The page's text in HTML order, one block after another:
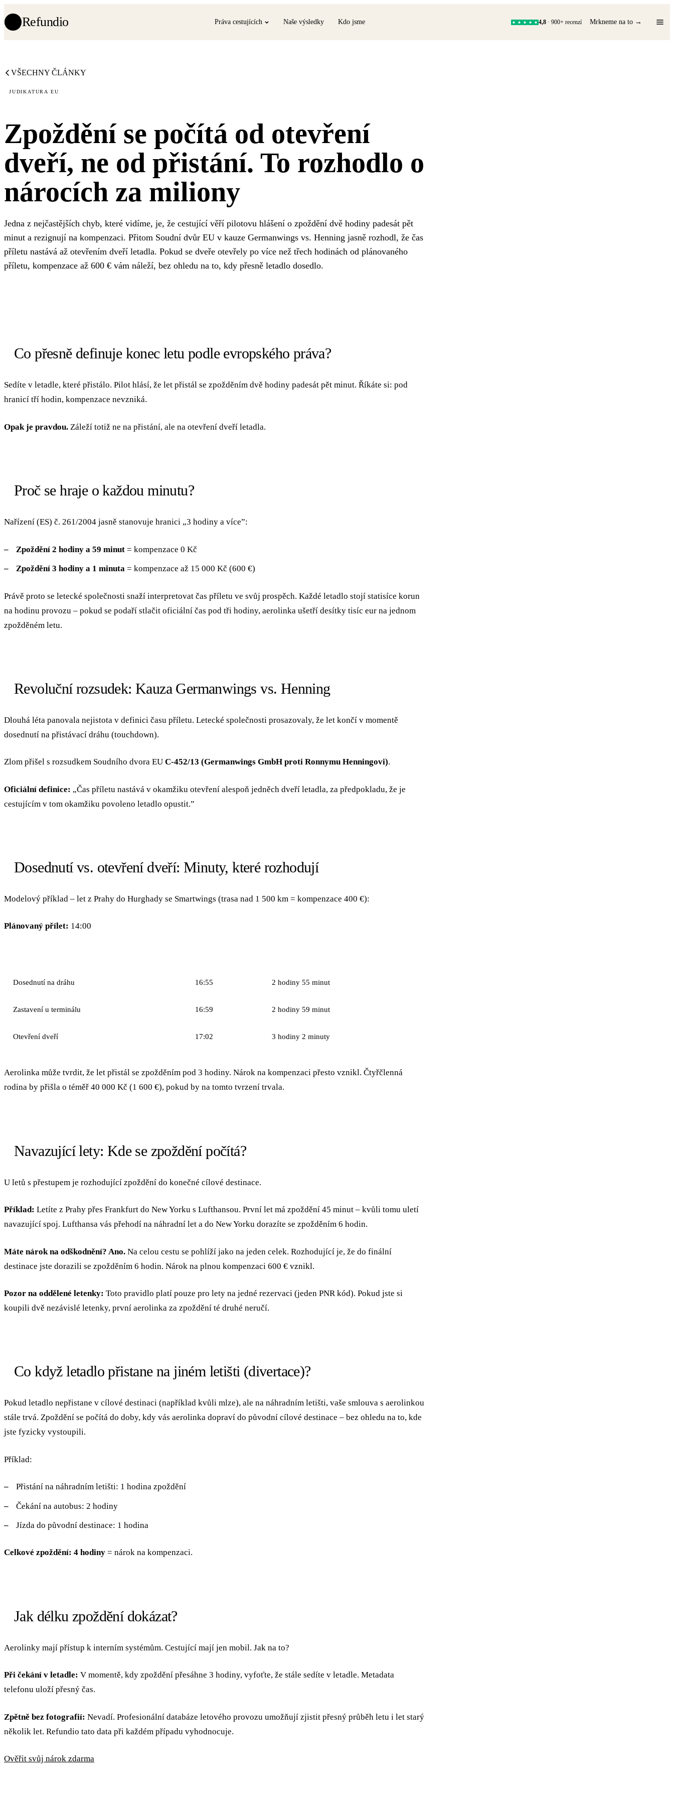
Refundio Práva cestujících Naše výsledky Kdo jsme 4,8 · 900+ recenzí Mrkneme na to →
VŠECHNY ČLÁNKY
JUDIKATURA EU
Zpoždění se počítá od otevření
dveří, ne od přistání. To rozhodlo o
nárocích za miliony
Jedna z nejčastějších chyb, které vidíme, je, že cestující věří pilotovu hlášení o zpoždění dvě hodiny padesát pět
minut a rezignují na kompenzaci. Přitom Soudní dvůr EU v kauze Germanwings vs. Henning jasně rozhodl, že čas
příletu nastává až otevřením dveří letadla. Pokud se dveře otevřely po více než třech hodinách od plánovaného
příletu, kompenzace až 600 € vám náleží, bez ohledu na to, kdy přesně letadlo dosedlo.
Co přesně definuje konec letu podle evropského práva?
Sedíte v letadle, které přistálo. Pilot hlásí, že let přistál se zpožděním dvě hodiny padesát pět minut. Říkáte si: pod
hranicí tří hodin, kompenzace nevzniká.
Opak je pravdou. Záleží totiž ne na přistání, ale na otevření dveří letadla.
Proč se hraje o každou minutu?
Nařízení (ES) č. 261/2004 jasně stanovuje hranici „3 hodiny a více”:
Zpoždění 2 hodiny a 59 minut= kompenzace 0 Kč
Zpoždění 3 hodiny a 1 minuta= kompenzace až 15 000 Kč (600 €)
Právě proto se letecké společnosti snaží interpretovat čas příletu ve svůj prospěch. Každé letadlo stojí statisíce korun
na hodinu provozu – pokud se podaří stlačit oficiální čas pod tři hodiny, aerolinka ušetří desítky tisíc eur na jednom
zpožděném letu.
Revoluční rozsudek: Kauza Germanwings vs. Henning
Dlouhá léta panovala nejistota v definici času příletu. Letecké společnosti prosazovaly, že let končí v momentě
dosednutí na přistávací dráhu (touchdown).
Zlom přišel s rozsudkem Soudního dvora EU C-452/13 (Germanwings GmbH proti Ronnymu Henningovi).
Oficiální definice: „Čas příletu nastává v okamžiku otevření alespoň jedněch dveří letadla, za předpokladu, že je
cestujícím v tom okamžiku povoleno letadlo opustit.”
Dosednutí vs. otevření dveří: Minuty, které rozhodují
Modelový příklad – let z Prahy do Hurghady se Smartwings (trasa nad 1 500 km = kompenzace 400 €):
Plánovaný přílet: 14:00
Dosednutí na dráhu 16:55 2 hodiny 55 minut
Zastavení u terminálu 16:59 2 hodiny 59 minut
Otevření dveří 17:02 3 hodiny 2 minuty
Aerolinka může tvrdit, že let přistál se zpožděním pod 3 hodiny. Nárok na kompenzaci přesto vznikl. Čtyřčlenná
rodina by přišla o téměř 40 000 Kč (1 600 €), pokud by na tomto tvrzení trvala.
Navazující lety: Kde se zpoždění počítá?
U letů s přestupem je rozhodující zpoždění do konečné cílové destinace.
Příklad: Letíte z Prahy přes Frankfurt do New Yorku s Lufthansou. První let má zpoždění 45 minut – kvůli tomu uletí
navazující spoj. Lufthansa vás přehodí na náhradní let a do New Yorku dorazíte se zpožděním 6 hodin.
Máte nárok na odškodnění? Ano. Na celou cestu se pohlíží jako na jeden celek. Rozhodující je, že do finální
destinace jste dorazili se zpožděním 6 hodin. Nárok na plnou kompenzaci 600 € vznikl.
Pozor na oddělené letenky: Toto pravidlo platí pouze pro lety na jedné rezervaci (jeden PNR kód). Pokud jste si
koupili dvě nezávislé letenky, první aerolinka za zpoždění té druhé neručí.
Co když letadlo přistane na jiném letišti (divertace)?
Pokud letadlo nepřistane v cílové destinaci (například kvůli mlze), ale na náhradním letišti, vaše smlouva s aerolinkou
stále trvá. Zpoždění se počítá do doby, kdy vás aerolinka dopraví do původní cílové destinace – bez ohledu na to, kde
jste fyzicky vystoupili.
Příklad:
Přistání na náhradním letišti: 1 hodina zpoždění
Čekání na autobus: 2 hodiny
Jízda do původní destinace: 1 hodina
Celkové zpoždění: 4 hodiny = nárok na kompenzaci.
Jak délku zpoždění dokázat?
Aerolinky mají přístup k interním systémům. Cestující mají jen mobil. Jak na to?
Při čekání v letadle: V momentě, kdy zpoždění přesáhne 3 hodiny, vyfoťte, že stále sedíte v letadle. Metadata
telefonu uloží přesný čas.
Zpětně bez fotografií: Nevadí. Profesionální databáze letového provozu umožňují zjistit přesný průběh letu i let starý
několik let. Refundio tato data při každém případu vyhodnocuje.
Ověřit svůj nárok zdarma